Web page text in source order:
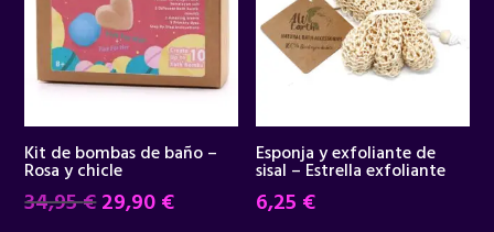
Kit de bombas de baño –
Rosa y chicle
34,95€El
29,90€El
Esponja y exfoliante de
sisal – Estrella exfoliante
6,25 €